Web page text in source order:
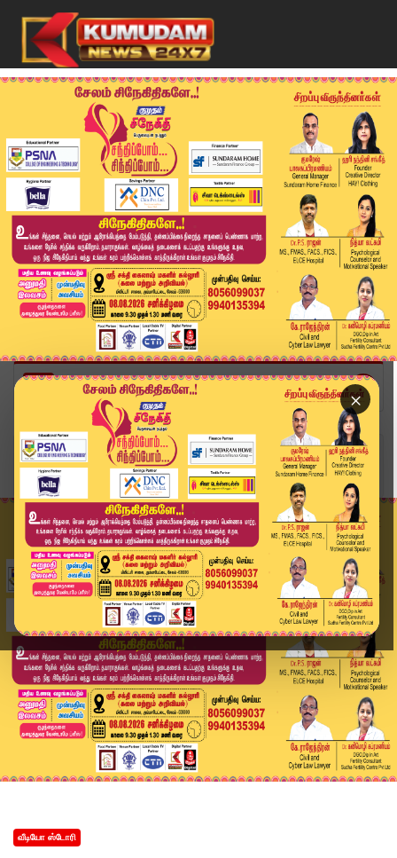
×
Home
வீடியோ ஸ்டோரி
பாஜகவினர் அதிரடி கைது | Thiruparankundram Case ...
வீடியோ ஸ்டோரி